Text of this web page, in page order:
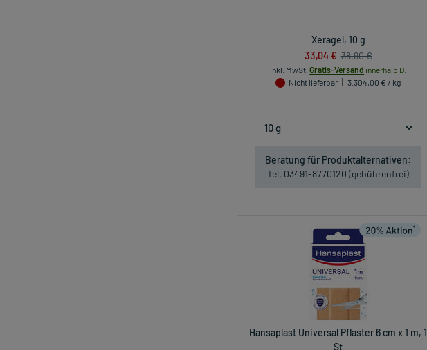
Xeragel, 10 g
33,04 € 38,90 €
inkl. MwSt. Gratis-Versand innerhalb D.
Nicht lieferbar
3.304,00 € / kg
Beratung für Produktalternativen:
Tel. 03491-8770120 (gebührenfrei)
Hansaplast Universal Pflaster 6 cm x 1 m, 1
St